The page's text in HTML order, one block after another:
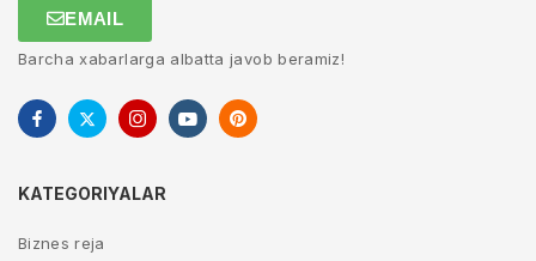
EMAIL
Barcha xabarlarga albatta javob beramiz!
KATEGORIYALAR
Biznes reja